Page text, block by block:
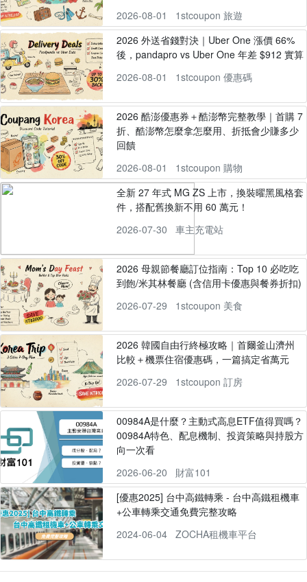
2026-08-01
1stcoupon 旅遊
2026 外送省錢對決｜Uber One 漲價 66%
後，pandapro vs Uber One 年差 $912 實算
2026-08-01
1stcoupon 優惠碼
2026 酷澎優惠券＋酷澎幣完整教學｜首購 7
折、酷澎幣怎麼拿怎麼用、折抵會少賺多少
回饋
2026-08-01
1stcoupon 購物
全新 27 年式 MG ZS 上市，換裝曜黑風格套
件，搭配舊換新不用 60 萬元！
2026-07-30
車主充電站
2026 母親節餐廳訂位指南：Top 10 必吃吃
到飽/米其林餐廳 (含信用卡優惠與餐券折扣)
2026-07-29
1stcoupon 美食
2026 韓國自由行終極攻略｜首爾釜山濟州
比較＋機票住宿優惠碼，一篇搞定省萬元
2026-07-29
1stcoupon 訂房
00984A是什麼？主動式高息ETF值得買嗎？
00984A特色、配息機制、投資策略與持股方
向一次看
2026-06-20
財富101
[優惠2025] 台中高鐵轉乘 - 台中高鐵租機車
+公車轉乘交通免費完整攻略
2024-06-04
ZOCHA租機車平台